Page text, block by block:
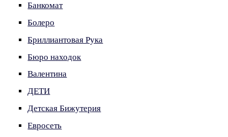
Банкомат
Болеро
Бриллиантовая Рука
Бюро находок
Валентина
ДЕТИ
Детская Бижутерия
Евросеть